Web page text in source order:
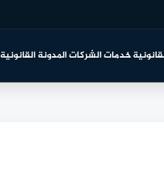
خدمات الشركاتالمدونة القانونية